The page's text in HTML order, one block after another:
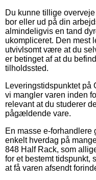
Du kunne tillige
bor eller ud på din
almindeligvis en tand
ukompliceret. Den mest
utvivlsomt være at du
er betinget af at du
tilholdssted.
Leveringstidspunktet på
vi mangler varen inden
relevant at du studerer
pågældende vare.
En masse e-forhandlere
enkelt hverdag på
848 Half Rack, som
for et bestemt tidspunkt,
at få varen afsendt